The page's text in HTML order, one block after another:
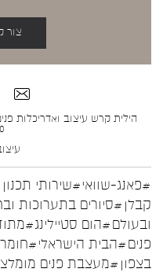
צור
#פאנג-שוואי#שירותי
קבלן #סיורים בתערוכות
ובעולם#הום סטיילינג
פנים#הבית הישראלי
בצפון #מעצבת פנים